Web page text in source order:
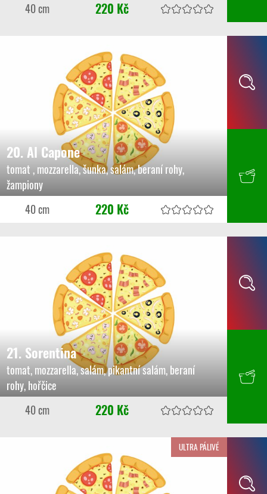
40 cm 220 Kč
20. Al Capone
tomat , mozzarella, šunka, salám, beraní rohy,
žampiony
40 cm
220 Kč
21. Sorentina
tomat, mozzarella, salám, pikantní salám, beraní
rohy, hořčice
40 cm
220 Kč
ULTRA PÁLIVÉ